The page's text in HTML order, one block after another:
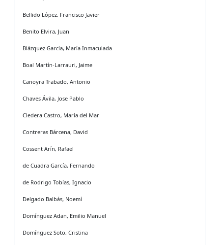
Bellido López, Francisco Javier
Benito Elvira, Juan
Blázquez García, María Inmaculada
Boal Martín-Larrauri, Jaime
Canoyra Trabado, Antonio
Chaves Ávila, Jose Pablo
Cledera Castro, María del Mar
Contreras Bárcena, David
Cossent Arín, Rafael
de Cuadra García, Fernando
de Rodrigo Tobías, Ignacio
Delgado Balbás, Noemí
Domínguez Adan, Emilio Manuel
Domínguez Soto, Cristina